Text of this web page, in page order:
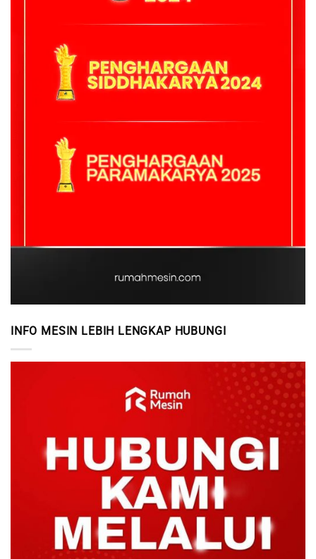
INFO MESIN LEBIH LENGKAP HUBUNGI